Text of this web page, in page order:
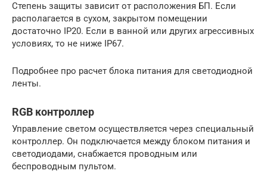
Степень защиты зависит от расположения БП. Если
располагается в сухом, закрытом помещении
достаточно IP20. Если в ванной или других агрессивных
условиях, то не ниже IP67.
Подробнее про расчет блока питания для светодиодной
ленты.
RGB контроллер
Управление светом осуществляется через специальный
контроллер. Он подключается между блоком питания и
светодиодами, снабжается проводным или
беспроводным пультом.